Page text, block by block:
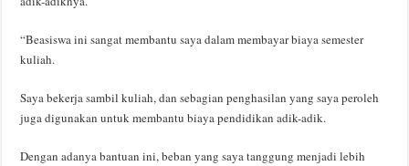
“Beasiswa ini sangat membantu saya dalam membayar biaya semester
kuliah.
Saya bekerja sambil kuliah, dan sebagian penghasilan yang saya peroleh
juga digunakan untuk membantu biaya pendidikan adik-adik.
Dengan adanya bantuan ini, beban yang saya tanggung menjadi lebih